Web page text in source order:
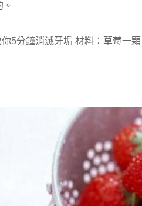
你5分鐘消滅牙垢 材料：草莓一